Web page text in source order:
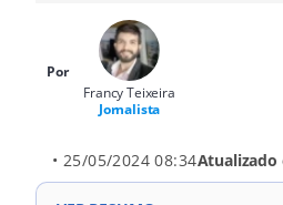
Por
Francy Teixeira
Jornalista
• 25/05/2024 08:34Atualizado